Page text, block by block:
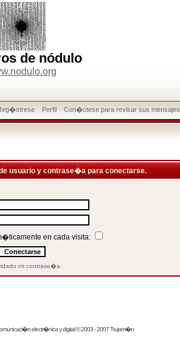
de nódulo
Perfil Con�ctese para revisar sus mensajes
usuario y contrase�a para conectarse.
en cada visita:
mi contrase�a
electr�nica y digital © 2003 - 2007 Trujam�n